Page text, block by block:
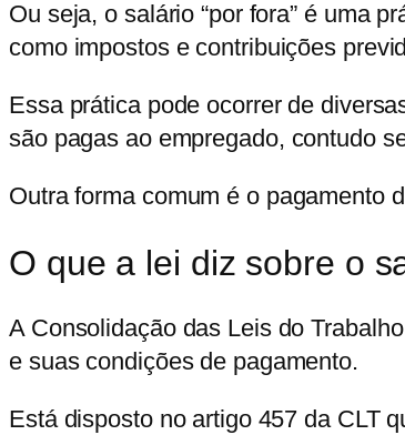
Ou seja, o salário “por fora” é uma
como impostos e contribuições
Essa prática pode ocorrer de
são pagas ao empregado, contudo
Outra forma comum é o pagamento
O que a lei diz sobre o
A Consolidação das Leis do
e suas condições de pagamento.
Está disposto no artigo 457 da CLT